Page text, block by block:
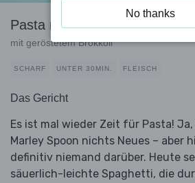
Pasta mit Speck in Chili-
mit geröstetem Brokkoli
SCHARF UNTER 30MIN. FLEISCH
Das Gericht
Es ist mal wieder Zeit für Pasta! Ja,
Marley Spoon nichts Neues – aber
definitiv niemand darüber. Heute
säuerlich-leichte Spaghetti, die
No thanks